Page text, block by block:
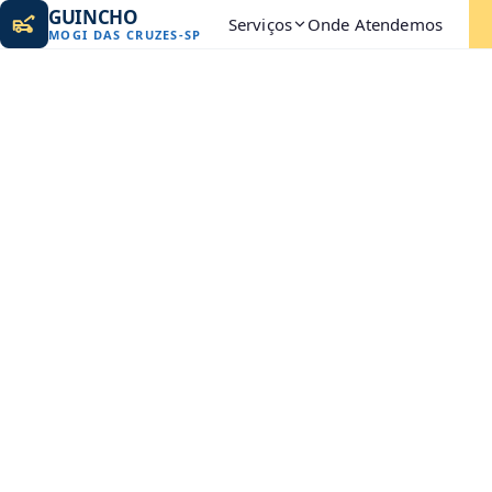
GUINCHO
MOGI DAS CRUZES-SP Serviços Onde Atendemos